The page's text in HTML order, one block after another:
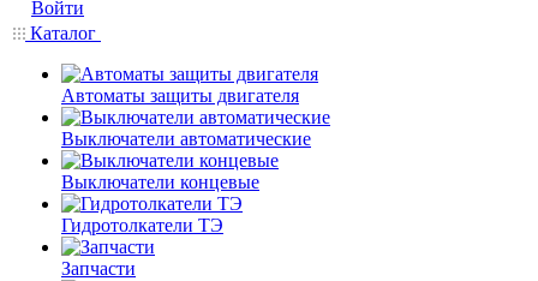
Войти
Каталог
Автоматы защиты двигателя
Выключатели автоматические
Выключатели концевые
Гидротолкатели ТЭ
Запчасти